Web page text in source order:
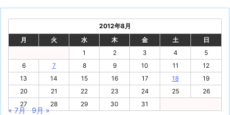
2012年8月
月
火 水 木 金 土
日
1
2 3 4
5
6
7 8 9 10 11
12
13
14 15 16 17 18
19
20
21 22 23 24 25
26
27
28 29 30 31
« 7月 9月 »